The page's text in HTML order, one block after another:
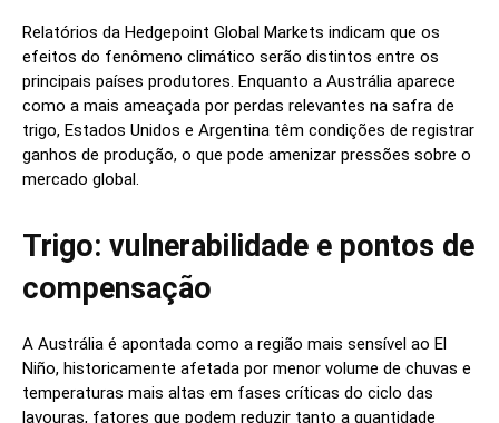
Relatórios da Hedgepoint Global Markets indicam que os
efeitos do fenômeno climático serão distintos entre os
principais países produtores. Enquanto a Austrália aparece
como a mais ameaçada por perdas relevantes na safra de
trigo, Estados Unidos e Argentina têm condições de registrar
ganhos de produção, o que pode amenizar pressões sobre o
mercado global.
Trigo: vulnerabilidade e pontos de
compensação
A Austrália é apontada como a região mais sensível ao El
Niño, historicamente afetada por menor volume de chuvas e
temperaturas mais altas em fases críticas do ciclo das
lavouras, fatores que podem reduzir tanto a quantidade